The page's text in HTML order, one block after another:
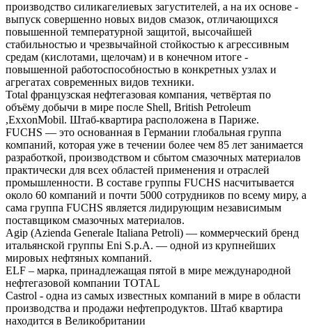
производство силикагелиевых загустителей, а на их основе -
выпуск совершенно новых видов смазок, отличающихся
повышенной температурной защитой, высочайшей
стабильностью и чрезвычайной стойкостью к агрессивным
средам (кислотами, щелочам) и в конечном итоге -
повышенной работоспособностью в конкретных узлах и
агрегатах современных видов техники.
Total французская нефтегазовая компания, четвёртая по
объёму добычи в мире после Shell, British Petroleum
,ExxonMobil. Штаб-квартира расположена в Париже.
FUCHS — это основанная в Германии глобальная группа
компаний, которая уже в течении более чем 85 лет занимается
разработкой, производством и сбытом смазочных материалов
практически для всех областей применения и отраслей
промышленности. В составе группы FUCHS насчитывается
около 60 компаний и почти 5000 сотрудников по всему миру, а
сама группа FUCHS является лидирующим независимым
поставщиком смазочных материалов.
Agip (Azienda Generale Italiana Petroli) — коммерческий бренд
итальянской группы Eni S.p.A. — одной из крупнейших
мировых нефтяных компаний.
ELF – марка, принадлежащая пятой в мире международной
нефтегазовой компании TOTAL
Castrol - одна из самых известных компаний в мире в области
производства и продажи нефтепродуктов. Штаб квартира
находится в Великобритании